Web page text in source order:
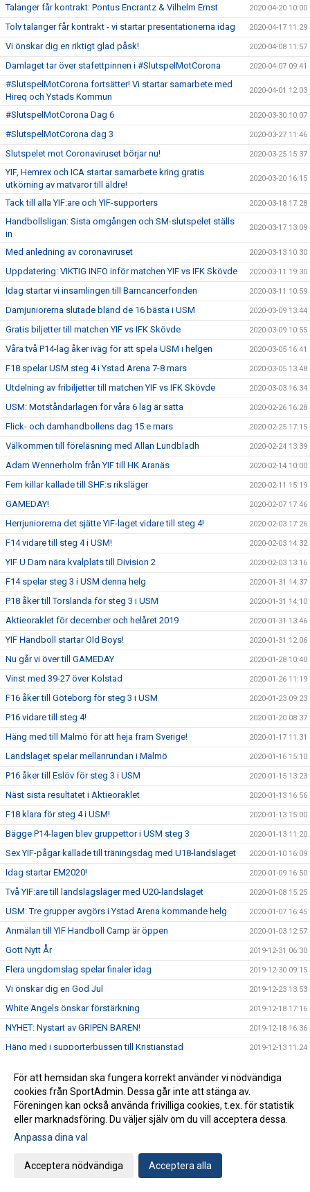
Talanger får kontrakt: Pontus Encrantz & Vilhelm Ernst 2020-04-20 10:00
Tolv talanger får kontrakt - vi startar presentationerna idag 2020-04-17 11:29
Vi önskar dig en riktigt glad påsk! 2020-04-08 11:57
Damlaget tar över stafettpinnen i #SlutspelMotCorona 2020-04-07 09:41
#SlutspelMotCorona fortsätter! Vi startar samarbete med
Hireq och Ystads Kommun
2020-04-01 12:03
#SlutspelMotCorona Dag 6 2020-03-30 10:07
#SlutspelMotCorona dag 3 2020-03-27 11:46
Slutspelet mot Coronaviruset börjar nu! 2020-03-25 15:37
YIF, Hemrex och ICA startar samarbete kring gratis
utkörning av matvaror till äldre!
2020-03-20 16:15
Tack till alla YIF:are och YIF-supporters 2020-03-18 17:28
Handbollsligan: Sista omgången och SM-slutspelet ställs
in
2020-03-17 13:09
Med anledning av coronaviruset 2020-03-13 10:30
Uppdatering: VIKTIG INFO inför matchen YIF vs IFK Skövde 2020-03-11 19:30
Idag startar vi insamlingen till Barncancerfonden 2020-03-11 10:59
Damjuniorerna slutade bland de 16 bästa i USM 2020-03-09 13:44
Gratis biljetter till matchen YIF vs IFK Skövde 2020-03-09 10:55
Våra två P14-lag åker iväg för att spela USM i helgen 2020-03-05 16:41
F18 spelar USM steg 4 i Ystad Arena 7-8 mars 2020-03-05 13:48
Utdelning av fribiljetter till matchen YIF vs IFK Skövde 2020-03-03 16:34
USM: Motståndarlagen för våra 6 lag är satta 2020-02-26 16:28
Flick- och damhandbollens dag 15:e mars 2020-02-25 17:15
Välkommen till föreläsning med Allan Lundbladh 2020-02-24 13:39
Adam Wennerholm från YIF till HK Aranäs 2020-02-14 10:00
Fem killar kallade till SHF:s riksläger 2020-02-11 15:19
GAMEDAY! 2020-02-07 17:46
Herrjuniorerna det sjätte YIF-laget vidare till steg 4! 2020-02-03 17:26
F14 vidare till steg 4 i USM! 2020-02-03 14:32
YIF U Dam nära kvalplats till Division 2 2020-02-03 13:16
F14 spelar steg 3 i USM denna helg 2020-01-31 14:37
P18 åker till Torslanda för steg 3 i USM 2020-01-31 14:10
Aktieoraklet för december och helåret 2019 2020-01-31 13:46
YIF Handboll startar Old Boys! 2020-01-31 12:06
Nu går vi över till GAMEDAY 2020-01-28 10:40
Vinst med 39-27 över Kolstad 2020-01-26 11:19
F16 åker till Göteborg för steg 3 i USM 2020-01-23 09:23
P16 vidare till steg 4! 2020-01-20 08:37
Häng med till Malmö för att heja fram Sverige! 2020-01-17 11:31
Landslaget spelar mellanrundan i Malmö 2020-01-16 15:10
P16 åker till Eslöv för steg 3 i USM 2020-01-15 13:23
Näst sista resultatet i Aktieoraklet 2020-01-13 16:56
F18 klara för steg 4 i USM! 2020-01-13 15:00
Bägge P14-lagen blev gruppettor i USM steg 3 2020-01-13 11:20
Sex YIF-pågar kallade till träningsdag med U18-landslaget 2020-01-10 16:09
Idag startar EM2020! 2020-01-09 16:50
Två YIF:are till landslagsläger med U20-landslaget 2020-01-08 15:25
USM: Tre grupper avgörs i Ystad Arena kommande helg 2020-01-07 16:45
Anmälan till YIF Handboll Camp är öppen 2020-01-03 12:57
Gott Nytt År 2019-12-31 06:30
Flera ungdomslag spelar finaler idag 2019-12-30 09:15
Vi önskar dig en God Jul 2019-12-23 13:53
White Angels önskar förstärkning 2019-12-18 17:16
NYHET: Nystart av GRIPEN BAREN! 2019-12-18 16:36
Häng med i supporterbussen till Kristianstad 2019-12-13 11:24
Lagen i SHE och Handbollsligan har spelat matcher för
#viställerupp
F16 vidare till steg 3 - härligt tjejer! 2019-11-26 16:00
Ikväll pratar vi värdegrunder på Litemer
Fin utbildning för våra ungdomsledare
För att hemsidan ska fungera korrekt använder vi nödvändiga
cookies från SportAdmin. Dessa går inte att stänga av.
Föreningen kan också använda frivilliga cookies, t.ex. för statistik
eller marknadsföring. Du väljer själv om du vill acceptera dessa.
Anpassa dina val
Acceptera nödvändiga Acceptera alla